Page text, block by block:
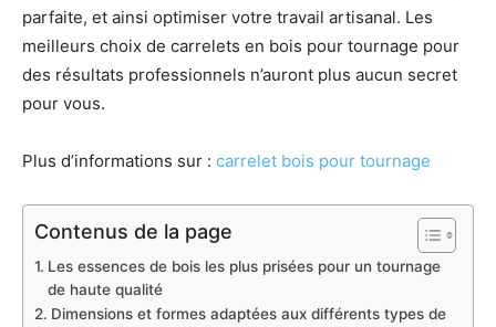
parfaite, et ainsi optimiser votre travail artisanal. Les
meilleurs choix de carrelets en bois pour tournage pour
des résultats professionnels n’auront plus aucun secret
pour vous.
Plus d’informations sur : carrelet bois pour tournage
Contenus de la page
Les essences de bois les plus prisées pour un tournage
de haute qualité
Dimensions et formes adaptées aux différents types de